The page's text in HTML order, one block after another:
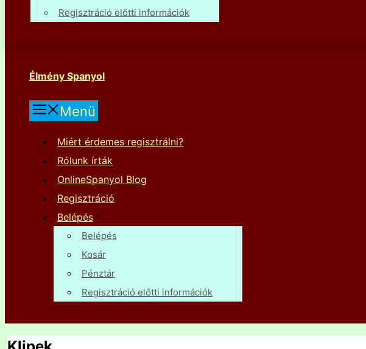
Regisztráció előtti információk
Élmény Spanyol
Menü
Miért érdemes regisztrálni?
Rólunk írták
OnlineSpanyol Blog
Regisztráció
Belépés
Belépés
Kosár
Pénztár
Regisztráció előtti információk